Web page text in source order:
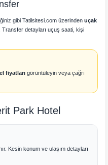
gibi Tatilsitesi.com üzerindenuçak
detayları uçuş saati, kişi
fiyatları görüntüleyin veya çağrı
Park Hotel
Kesin konum ve ulaşım detayları